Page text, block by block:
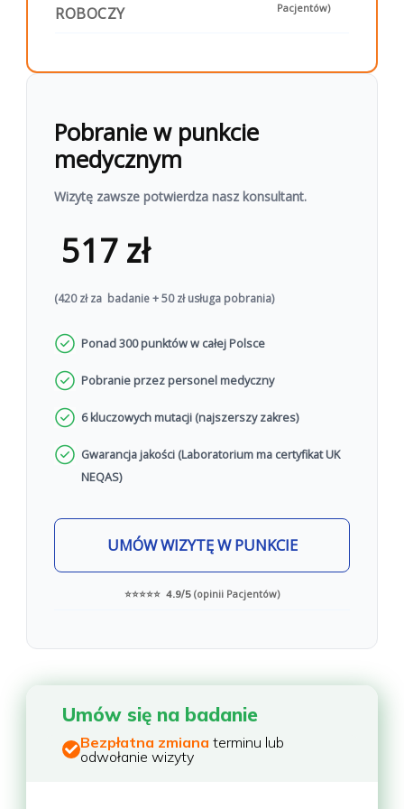
Chcesz wykonać badanie?
wizytę w punkcie pobrań
ROBOCZY
Pacjentów)
Pobranie w punkcie
medycznym
Wizytę zawsze potwierdza nasz konsultant.
517 zł
(420 zł za badanie + 50 zł usługa pobrania)
Ponad 300 punktów w całej Polsce
Pobranie przez personel medyczny
6 kluczowych mutacji (najszerszy zakres)
Gwarancja jakości (Laboratorium ma certyfikat UK
NEQAS)
UMÓW WIZYTĘ W PUNKCIE
⭐⭐⭐⭐⭐ 4.9/5 (opinii Pacjentów)
Umów się na badanie
Bezpłatna zmiana terminu lub
odwołanie wizyty